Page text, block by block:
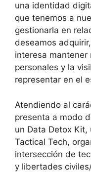
una identidad
que tenemos a
gestionarla en
deseamos
interesa
personales y la
representar en el
Atendiendo al
presenta a modo
un Data Detox
Tactical Tech,
intersección de
y libertades